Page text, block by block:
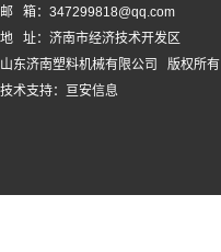
邮 箱：347299818@qq.com
地 址：济南市经济技术开发区
山东济南塑料机械有限公司 版权所有
技术支持：
亘安信息